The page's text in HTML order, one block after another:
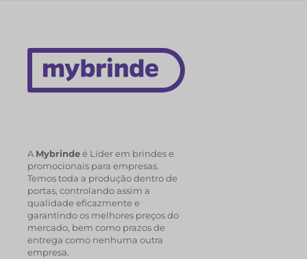
A Mybrindeé Líder em brindes e
promocionais para empresas.
Temos toda a produção dentro de
portas, controlando assim a
qualidade eficazmente e
garantindo os melhores preços do
mercado, bem como prazos de
entrega como nenhuma outra
empresa.